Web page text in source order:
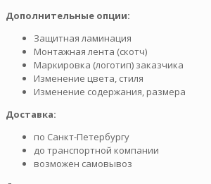
Дополнительные опции:
Защитная ламинация
Монтажная лента (скотч)
Маркировка (логотип) заказчика
Изменение цвета, стиля
Изменение содержания, размера
Доставка:
по Санкт-Петербургу
до транспортной компании
возможен самовывоз